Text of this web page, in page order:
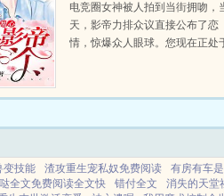
电竞圈女神被人拍到当街拥吻，
天，影帝力排众议直接公布了恋
情，惊爆众人眼球。您现在正处
想让全世界知道，仅此而已。你
变技能 渣攻重生宠私奴免费阅读 有房有车
全文免费阅读全文快
错付全文 消失的天堂